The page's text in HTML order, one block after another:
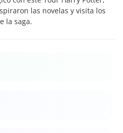
las novelas y visita los
la saga.